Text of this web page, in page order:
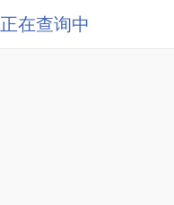
正在查询中